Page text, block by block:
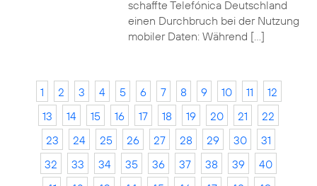
schaffte Telefónica Deutschland
einen Durchbruch bei der Nutzung
mobiler Daten: Während […]
1 2 3 4 5 6 7 8 9 10 11
12
13
14 15 16 17 18 19 20 21
22
23
24 25 26 27 28 29 30
31
32
33 34 35 36 37 38 39
40